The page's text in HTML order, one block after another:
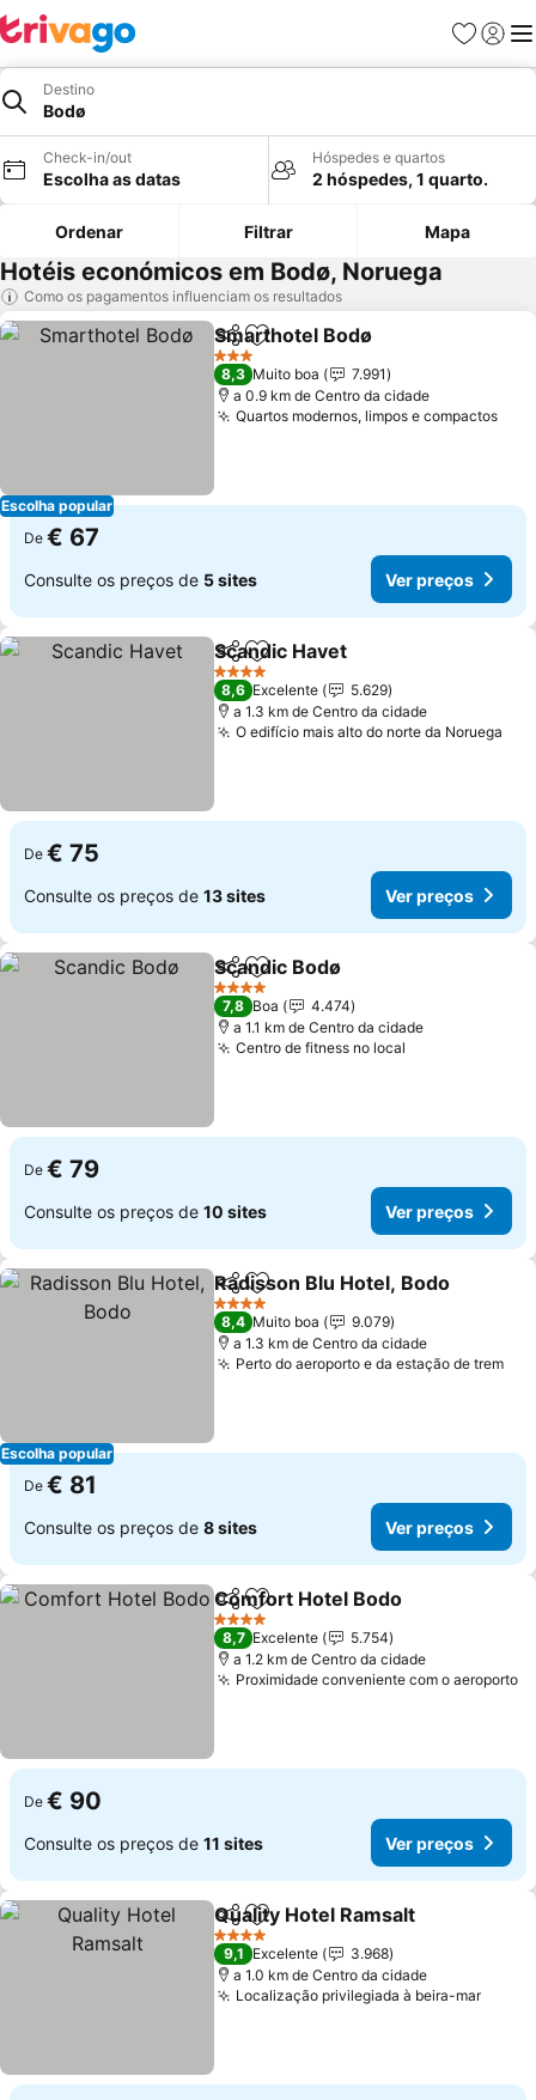
Favoritos
Iniciar
Destino
Bodø
Check-in/out
Escolha as datas
Hóspedes e quartos
2 hóspedes, 1 quarto.
Ordenar Filtrar Mapa
Hotéis económicos em Bodø, Noruega
Como os pagamentos influenciam os resultados
Escolha popular
PartilharAdicionar aos favoritos
Smarthotel Bodø
3 Estrelas
8,3 Muito boa
7.991
a 0.9 km de Centro da cidade
Quartos modernos, limpos e compactosVer
De € 67
Consulte os preços de 5 sites Ver preços
PartilharAdicionar aos favoritos
Scandic Havet
4 Estrelas
8,6 Excelente
5.629
a 1.3 km de Centro da cidade
O edifício mais alto do norte da Noruega
De € 75
Consulte os preços de 13 sites Ver preços
PartilharAdicionar aos favoritos
Scandic Bodø
4 Estrelas
7,8 Boa
4.474
a 1.1 km de Centro da cidade
Centro de fitness no local
De € 79
Consulte os preços de 10 sites Ver preços
Escolha popular
PartilharAdicionar aos favoritos
Radisson Blu Hotel, Bodo
4 Estrelas
8,4 Muito boa
9.079
a 1.3 km de Centro da cidade
Perto do aeroporto e da estação de trem
De € 81
Consulte os preços de 8 sites Ver preços
PartilharAdicionar aos favoritos
Comfort Hotel Bodo
4 Estrelas
8,7 Excelente
5.754
a 1.2 km de Centro da cidade
Proximidade conveniente com o aeroporto
De € 90
Consulte os preços de 11 sites Ver preços
PartilharAdicionar aos favoritos
Quality Hotel Ramsalt
4 Estrelas
9,1 Excelente
3.968
a 1.0 km de Centro da cidade
Localização privilegiada à beira-marVer